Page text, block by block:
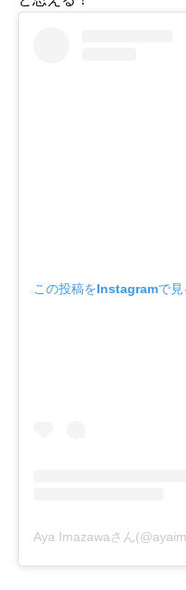
この投稿をInstagramで見
Aya Imazawaさん